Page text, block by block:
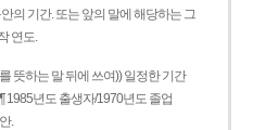
의 기간. 또는 앞의 말에 해당하는 그
연도.
뜻하는 말 뒤에 쓰여)) 일정한 기간
1985년도 출생자/1970년도 졸업
.